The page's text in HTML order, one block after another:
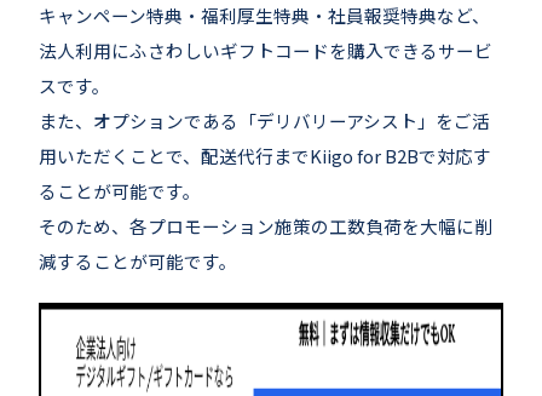
キャンペーン特典・福利厚生特典・社員報奨特典など、
法人利用にふさわしいギフトコードを購入できるサービ
スです。
また、オプションである「デリバリーアシスト」をご活
用いただくことで、配送代行までKiigo for B2Bで対応す
ることが可能です。
そのため、各プロモーション施策の工数負荷を大幅に削
減することが可能です。